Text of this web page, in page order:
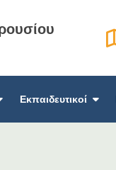
Εκπαιδευτικοί